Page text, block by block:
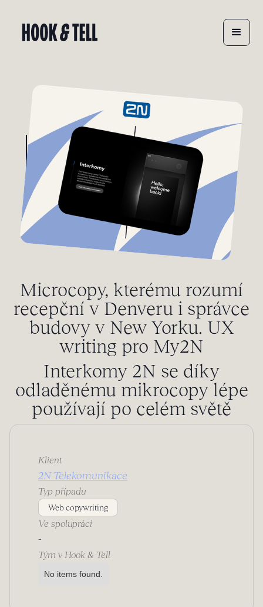
Microcopy, kterému rozumí
recepční v Denveru i správce
budovy v New Yorku. UX
writing pro My2N
Interkomy 2N se díky
odladěnému mikrocopy lépe
používají po celém světě
Klient
2N Telekomunikace
Typ případu
Web copywriting
Ve spolupráci
-
Tým v Hook & Tell
No items found.